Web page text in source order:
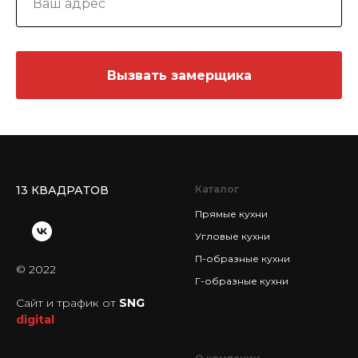
Вызвать замерщика
13 КВАДРАТОВ
© 2022
Сайт и трафик от SNG
digital
Каталог
Прямые кухни
Угловые кухни
П-образные кухни
Г-образные кухни